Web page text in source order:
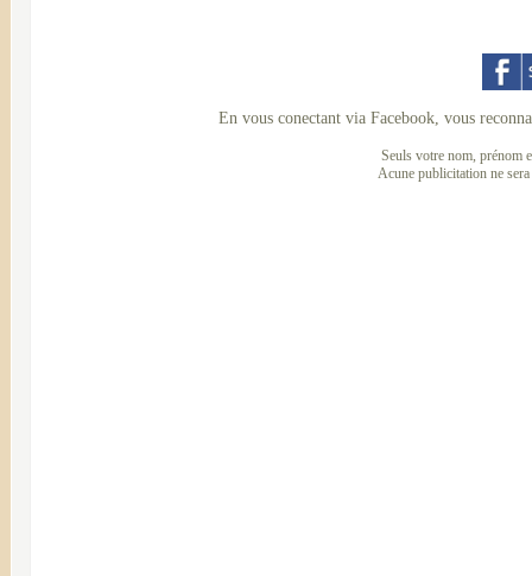
En vous conectant via Facebook, vous
Seuls votre nom, prénom
Acune publicitation ne